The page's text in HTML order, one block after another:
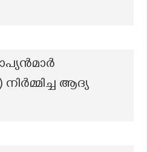
ആദ്യ